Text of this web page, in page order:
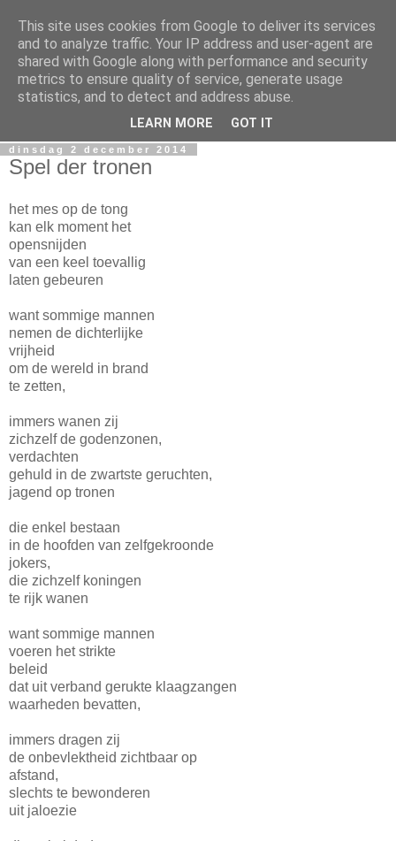
Miguel Santos
Ergens in Rotterdam. Waarschijnlijk in de nacht. Pen en
dinsdag 2 december 2014
Spel der tronen
het mes op de tong
kan elk moment het
opensnijden
van een keel toevallig
laten gebeuren
want sommige mannen
nemen de dichterlijke
vrijheid
om de wereld in brand
te zetten,
immers wanen zij
zichzelf de godenzonen,
verdachten
gehuld in de zwartste geruchten,
jagend op tronen
die enkel bestaan
in de hoofden van zelfgekroonde
jokers,
die zichzelf koningen
te rijk wanen
want sommige mannen
voeren het strikte
beleid
dat uit verband gerukte klaagzangen
waarheden bevatten,
immers dragen zij
de onbevlektheid zichtbaar op
afstand,
slechts te bewonderen
uit jaloezie
This site uses cookies from Google to deliver its services
and to analyze traffic. Your IP address and user-agent are
shared with Google along with performance and security
metrics to ensure quality of service, generate usage
statistics, and to detect and address abuse.
LEARN MORE GOT IT